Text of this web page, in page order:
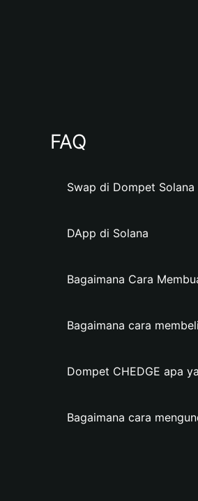
FAQ
Swap di Dompet Solana
DApp di Solana
Bagaimana Cara
Bagaimana cara
Dompet CHEDGE apa
Bagaimana cara